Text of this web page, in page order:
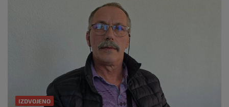
IZDVOJENO